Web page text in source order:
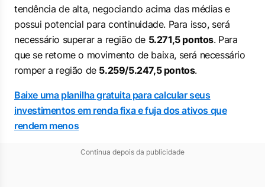
tendência de alta, negociando acima das médias e
possui potencial para continuidade. Para isso, será
necessário superar a região de 5.271,5 pontos. Para
que se retome o movimento de baixa, será necessário
romper a região de 5.259/5.247,5 pontos.
Baixe uma planilha gratuita para calcular seus
investimentos em renda fixa e fuja dos ativos que
rendem menos
Continua depois da publicidade